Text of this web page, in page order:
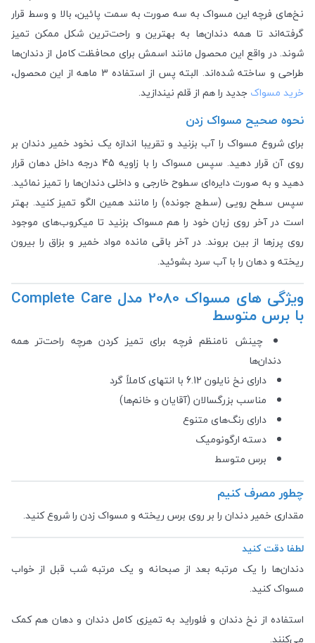
نخ‌های فرچه این مسواک به سه صورت به سمت پائین، بالا و وسط قرار
گرفته‌اند تا همه دندان‌ها به بهترین و راحت‌ترین شکل ممکن تمیز
شوند. در واقع این محصول مانند اسمش برای محافظت کامل از دندان‌ها
طراحی و ساخته شده‌اند. البته پس از استفاده 3 ماهه از این محصول،
خرید مسواک جدید را هم از قلم نیندازید.
نحوه صحیح مسواک زدن
برای شروع مسواک را آب بزنید و تقریبا اندازه یک نخود خمیر دندان بر
روی آن قرار دهید. سپس مسواک را با زاویه 45 درجه داخل دهان قرار
دهید و به صورت دایره‌ای سطوح خارجی و داخلی دندان‌ها را تمیز نمائید.
سپس سطح رویی (سطج جونده) را مانند همین الگو تمیز کنید. بهتر
است در آخر روی زبان خود را هم مسواک بزنید تا میکروب‌های موجود
روی پرز‌ها از بین بروند. در آخر باقی مانده مواد خمیر و بزاق را بیرون
ریخته و دهان را با آب سرد بشوئید.
ویژگی های مسواک 2080 مدل Complete Care
با برس متوسط
چینش نامنظم فرچه برای تمیز کردن هرچه راحت‌تر همه
دندان‌ها
دارای نخ نایلون 6.12 با انتهای کاملاً گرد
مناسب بزرگسالان (آقایان و خانم‌ها)
دارای رنگ‌های متنوع
دسته ارگونومیک
برس متوسط
چطور مصرف کنیم
مقداری خمیر دندان را بر روی برس ریخته و مسواک زدن را شروع کنید.
لطفا دقت کنید
دندان‌ها را یک مرتبه بعد از صبحانه و یک مرتبه شب قبل از خواب
مسواک کنید.
استفاده از نخ دندان و فلوراید به تمیزی کامل دندان و دهان هم کمک
می‌کنند.